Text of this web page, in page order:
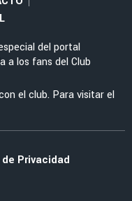
haciendo
al América